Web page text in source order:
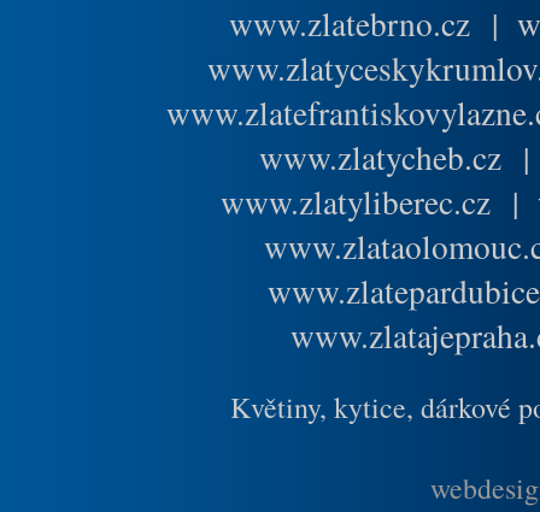
www.zlatebrno.cz |
www.zlatycheb.cz
www.zlatyliberec.cz |
Květiny, kytice, dárkové